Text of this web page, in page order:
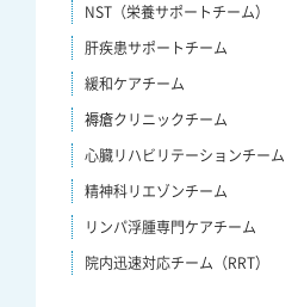
NST（栄養サポートチーム）
肝疾患サポートチーム
緩和ケアチーム
褥瘡クリニックチーム
心臓リハビリテーションチーム
精神科リエゾンチーム
リンパ浮腫専門ケアチーム
院内迅速対応チーム（RRT）